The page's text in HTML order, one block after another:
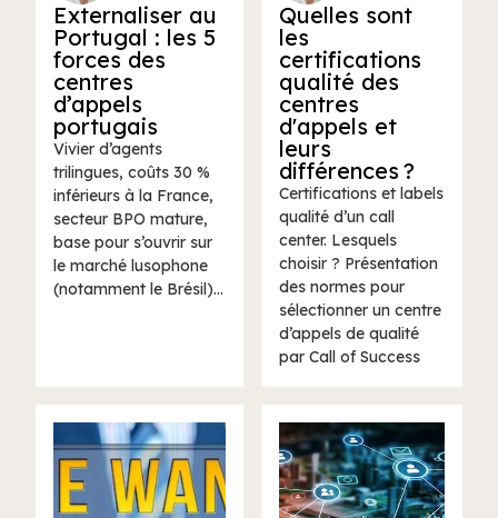
Externaliser au
Portugal : les 5
forces des
centres
d’appels
portugais
Vivier d’agents
trilingues, coûts 30 %
inférieurs à la France,
secteur BPO mature,
base pour s’ouvrir sur
le marché lusophone
(notamment le Brésil)…
Quelles sont
les
certifications
qualité des
centres
d'appels et
leurs
différences ?
Certifications et labels
qualité d’un call
center. Lesquels
choisir ? Présentation
des normes pour
sélectionner un centre
d’appels de qualité
par Call of Success